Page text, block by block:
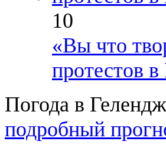
10
«Вы что
протестов
Погода в
подробный